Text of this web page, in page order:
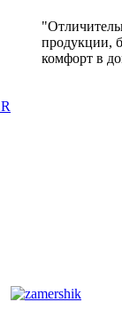
продукции,
комфорт в